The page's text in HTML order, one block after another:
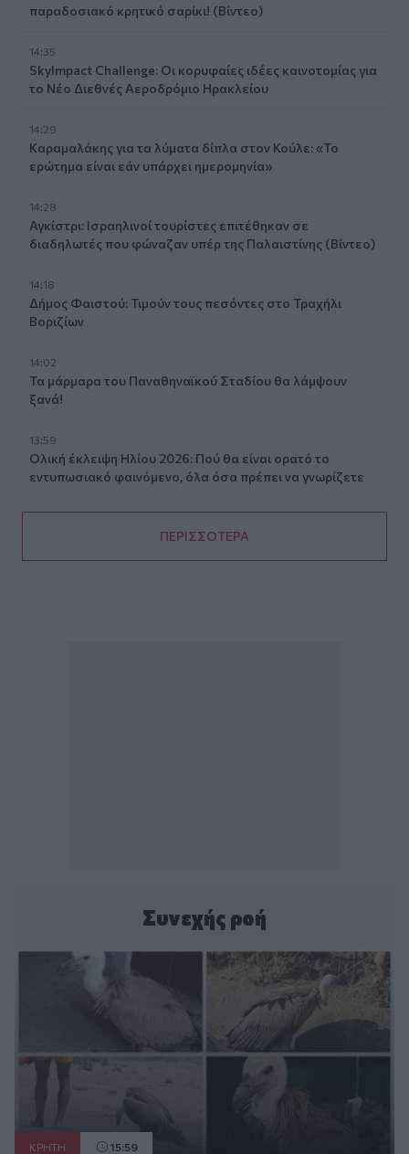
παραδοσιακό κρητικό σαρίκι! (Βίντεο)
14:35
SkyImpact Challenge: Οι κορυφαίες ιδέες καινοτομίας για
το Νέο Διεθνές Αεροδρόμιο Ηρακλείου
14:29
Καραμαλάκης για τα λύματα δίπλα στον Κούλε: «Το
ερώτημα είναι εάν υπάρχει ημερομηνία»
14:28
Αγκίστρι: Ισραηλινοί τουρίστες επιτέθηκαν σε
διαδηλωτές που φώναζαν υπέρ της Παλαιστίνης (Βίντεο)
14:18
Δήμος Φαιστού: Τιμούν τους πεσόντες στο Τραχήλι
Βοριζίων
14:02
Τα μάρμαρα του Παναθηναϊκού Σταδίου θα λάμψουν
ξανά!
13:59
Ολική έκλειψη Ηλίου 2026: Πού θα είναι ορατό το
εντυπωσιακό φαινόμενο, όλα όσα πρέπει να γνωρίζετε
ΠΕΡΙΣΣΟΤΕΡΑ
Συνεχής ροή
ΚΡΗΤΗ 15:59